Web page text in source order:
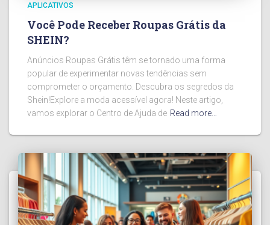
APLICATIVOS
Você Pode Receber Roupas Grátis da
SHEIN?
Anúncios Roupas Grátis têm se tornado uma forma
popular de experimentar novas tendências sem
comprometer o orçamento. Descubra os segredos da
Shein!Explore a moda acessível agora! Neste artigo,
vamos explorar o Centro de Ajuda de Read more…